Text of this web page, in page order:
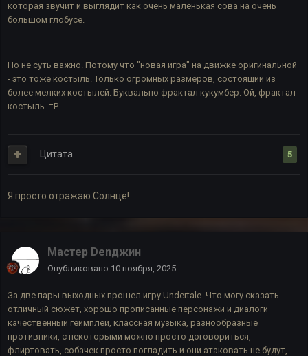
которая звучит и выглядит как очень маленькая сова на очень
большом глобусе.
Но не суть важно. Потому что "новая игра" на движке оригинальной
- это тоже костыль. Только огромных размеров, состоящий из
более мелких костылей. Буквально фрактал кукумбер. Ой, фрактал
костыль. =Р
5
Цитата
Я просто отражаю Солнце!
Мастер Denджин
Опубликовано 10 ноября, 2025
За две пары выходных прошел игру Undertale. Что могу сказать...
отличный сюжет, хорошо прописанные персонажи и диалоги
качественный геймплей, классная музыка, разнообразные
противники, с некоторыми можно просто договориться,
флиртовать, собачек просто погладить и они атаковать не будут,